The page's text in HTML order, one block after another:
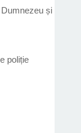
și
poliție